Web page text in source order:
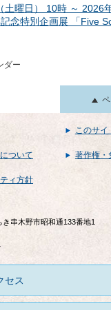
土曜日） 10時 ～ 2026
念特別企画展 「Five
ダー
このサイ
ついて 著作権・
ィ方針
串木野市昭和通133番地1
セス